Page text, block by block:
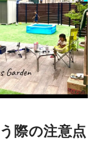
際の注意点